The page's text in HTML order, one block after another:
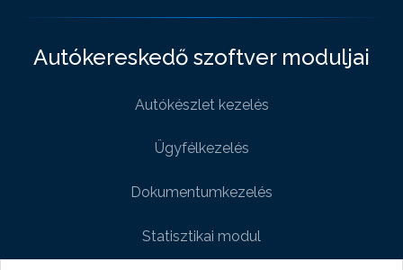
Autókereskedő szoftver moduljai
Autókészlet kezelés
Ügyfélkezelés
Dokumentumkezelés
Statisztikai modul